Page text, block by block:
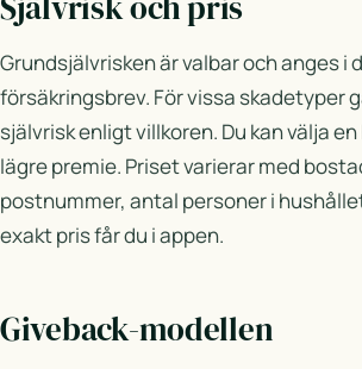
Grundsjälvrisken är valbar och anges i
försäkringsbrev. För vissa skadetyper
självrisk enligt villkoren. Du kan välja
lägre premie. Priset varierar med
postnummer, antal personer i
exakt pris får du i appen.
Giveback-modellen